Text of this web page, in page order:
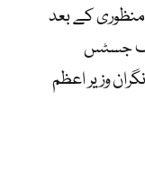
کے بعد
جسٹس
وزیر اعظم